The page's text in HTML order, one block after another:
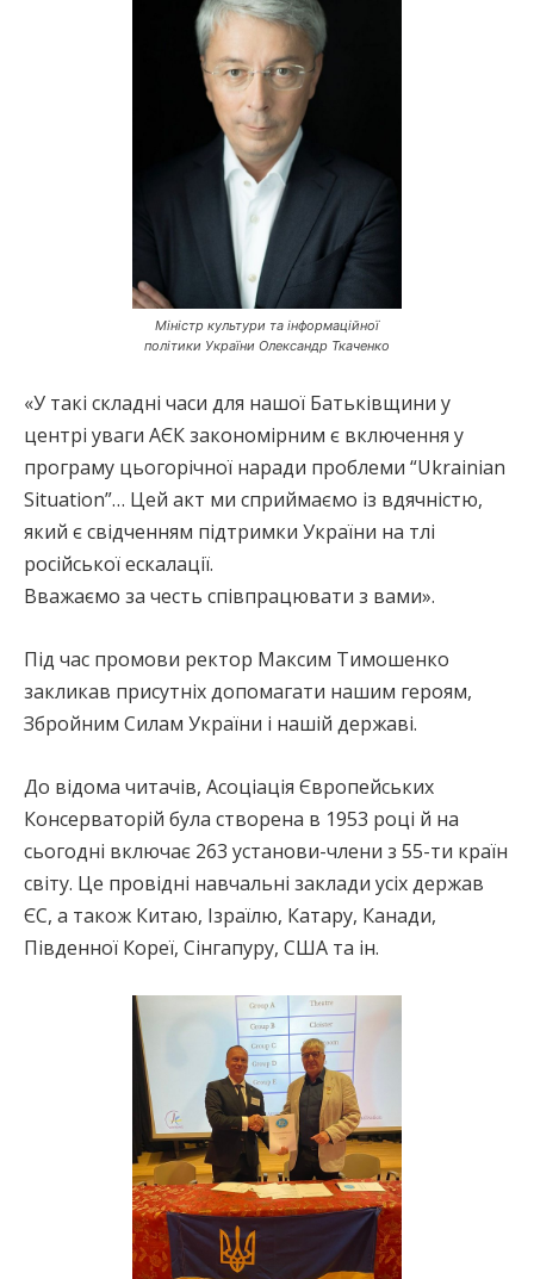
Міністр культури та інформаційної
політики України Олександр Ткаченко
«У такі складні часи для нашої Батьківщини у
центрі уваги АЄК закономірним є включення у
програму цьогорічної наради проблеми “Ukrainian
Situation”… Цей акт ми сприймаємо із вдячністю,
який є свідченням підтримки України на тлі
російської ескалації.
Вважаємо за честь співпрацювати з вами».
Під час промови ректор Максим Тимошенко
закликав присутніх допомагати нашим героям,
Збройним Силам України і нашій державі.
До відома читачів, Асоціація Європейських
Консерваторій була створена в 1953 році й на
сьогодні включає 263 установи-члени з 55-ти країн
світу. Це провідні навчальні заклади усіх держав
ЄС, а також Китаю, Ізраїлю, Катару, Канади,
Південної Кореї, Сінгапуру, США та ін.